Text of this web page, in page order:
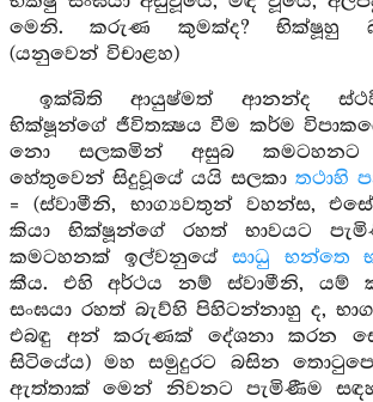
මෙනි. කරුණ කුමක්ද? භික්ෂූහු
(යනුවෙන් විචාළහ)
ඉක්බිති ආයුෂ්මත් ආනන්ද
භික්ෂූන්ගේ ජීවිතක්‍ෂය වීම කර්ම
නො සලකමින් අසුබ කමටහනට
හේතුවෙන් සිදුවූයේ යයි සලකා තථාහි
= (ස්වාමීනි, භාග්‍යවතුන් වහන්ස,
කියා භික්ෂූන්ගේ රහත් භාවයට
කමටහනක් ඉල්වනුයේ සාධු භන්තෙ
කීය. එහි අර්ථය නම් ස්වාමීනි,
සංඝයා රහත් බැව්හි පිහිටන්නාහු ද,
එබඳු අන් කරුණක් දේශනා කරන
සිටියේය) මහ සමුදුරට බසින
ඇත්තාක් මෙන් නිවනට පැමිණීම